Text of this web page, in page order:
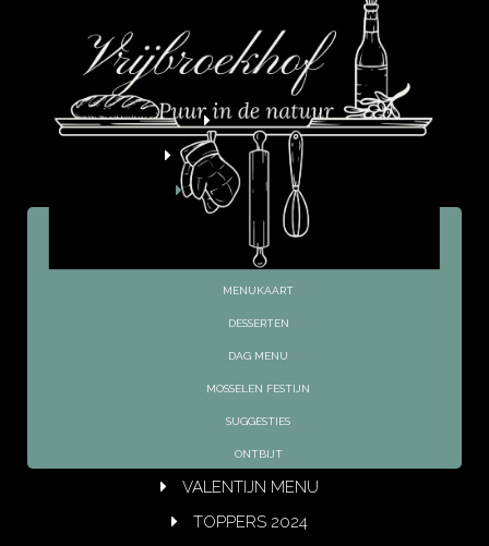
HOME
OPENINGSUREN
RESTAURANT
DRANKKAART
STERKE DRANKEN
MENUKAART
DESSERTEN
DAG MENU
MOSSELEN FESTIJN
SUGGESTIES
ONTBIJT
VALENTIJN MENU
TOPPERS 2024